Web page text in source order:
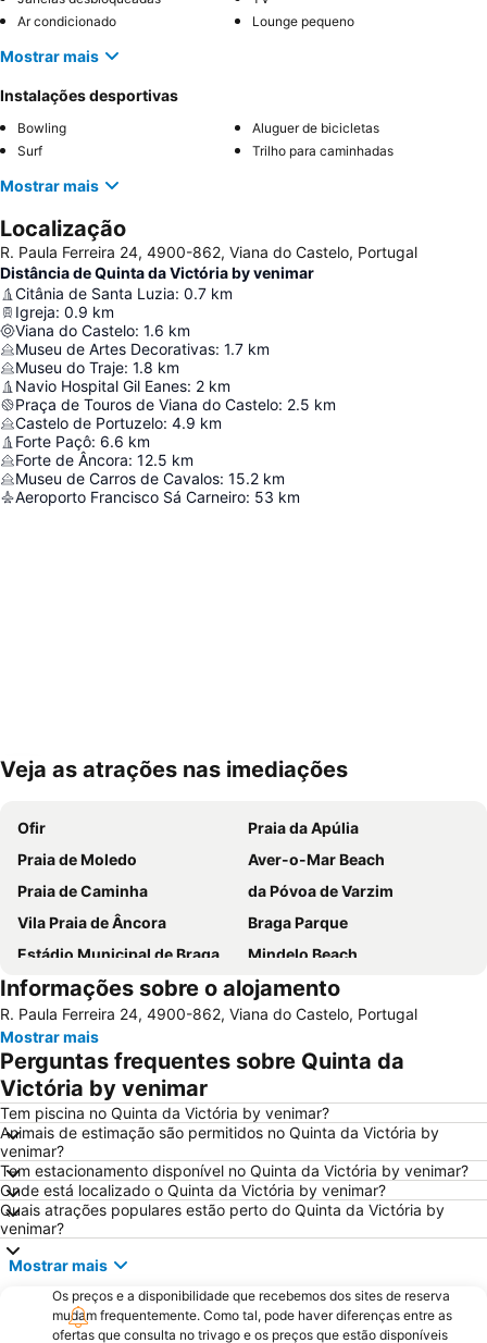
Ar condicionado
Lounge pequeno
Mostrar mais
Instalações desportivas
Bowling
Aluguer de bicicletas
Surf
Trilho para caminhadas
Mostrar mais
Localização
R. Paula Ferreira 24, 4900-862, Viana do Castelo, Portugal
Distância de Quinta da Victória by venimar
Citânia de Santa Luzia: 0.7 km
Igreja: 0.9 km
Viana do Castelo: 1.6 km
Museu de Artes Decorativas: 1.7 km
Museu do Traje: 1.8 km
Navio Hospital Gil Eanes: 2 km
Praça de Touros de Viana do Castelo: 2.5 km
Castelo de Portuzelo: 4.9 km
Forte Paçô: 6.6 km
Forte de Âncora: 12.5 km
Museu de Carros de Cavalos: 15.2 km
Aeroporto Francisco Sá Carneiro: 53 km
Ampliar mapa
Veja as atrações nas imediações
Ofir
Praia da Apúlia
Praia de Moledo
Aver-o-Mar Beach
Praia de Caminha
da Póvoa de Varzim
Vila Praia de Âncora
Braga Parque
Estádio Municipal de Braga - Estádio AXA
Mindelo Beach
Bom Jesus do Monte
Caxinas Beach
do Cabedelo
Praia Fluvial do Taboão
Termas Romanas do Alto da Cividade
Estação de Caminhos de Ferro de Braga
Praia de Esposende
Paseo Marítimo de Baiona
Estela Beach
Lago dos Cisnes
Praia de Vila do Conde
Da Amorosa
Praia da Foz do Minho
Angeiras Beach
América
Minho Center
Patos
Puerto de Baiona
Praia Afife
Casa de Camilo - Museu e Centro de Estudos
Vila Chã Beach
Elevador do Bom Jesus do Monte
Informações sobre o alojamento
R. Paula Ferreira 24, 4900-862, Viana do Castelo, Portugal
Mostrar mais
Perguntas frequentes sobre Quinta da
Victória by venimar
Tem piscina no Quinta da Victória by venimar?
Animais de estimação são permitidos no Quinta da Victória by
venimar?
Tem estacionamento disponível no Quinta da Victória by venimar?
Onde está localizado o Quinta da Victória by venimar?
Quais atrações populares estão perto do Quinta da Victória by
venimar?
Mostrar mais
Os preços e a disponibilidade que recebemos dos sites de reserva
mudam frequentemente. Como tal, pode haver diferenças entre as
ofertas que consulta no trivago e os preços que estão disponíveis